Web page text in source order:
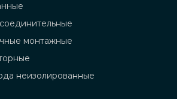
монтажные
неизолированные